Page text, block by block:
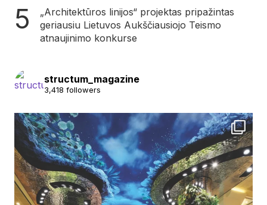
„Architektūros linijos“ projektas pripažintas
geriausiu Lietuvos Aukščiausiojo Teismo
atnaujinimo konkurse
structum_magazine
3,418 followers